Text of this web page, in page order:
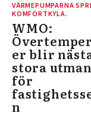
VÄRMEPUMPARNA
KOMFORTKYLA.
WMO:
er blir
stora
för
n